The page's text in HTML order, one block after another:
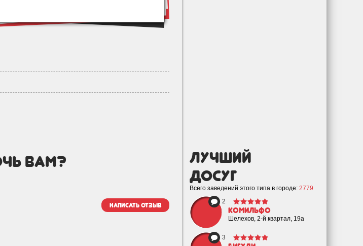
лучший
Досуг
Всего заведений этого типа в городе: 2779
2
Комильфо
Шелехов, 2-й квартал, 19а
3
вам?
написать отзыв